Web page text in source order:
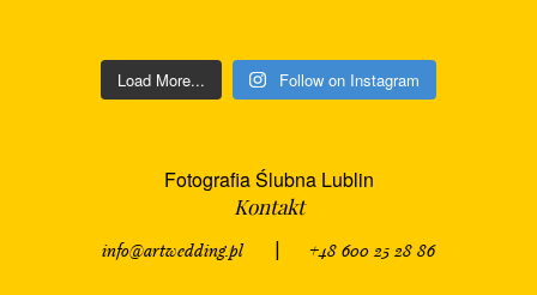
Load More... Follow on Instagram
Fotografia Ślubna Lublin
Kontakt
info@artwedding.pl +48 600 25 28 86